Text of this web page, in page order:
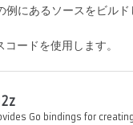
例にあるソースをビル
ードを使用します。
Go bindings for